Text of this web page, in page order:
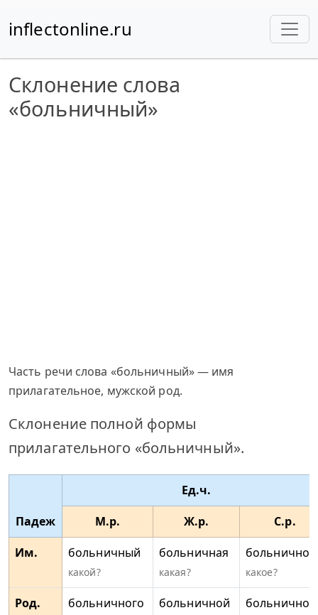
inflectonline.ru
Склонение слова
«больничный»
Часть речи слова «больничный» — имя
прилагательное, мужской род.
Склонение полной формы
прилагательного «больничный».
Падеж
Ед.ч.
М.р.
Ж.р.
С.р.
Им.
больничный
какой?
больничная
какая?
больничное
какое?
Род. больничного больничной